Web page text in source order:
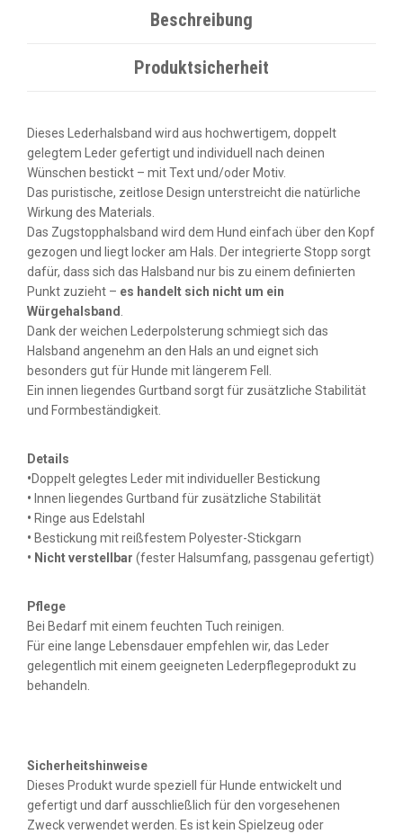
Beschreibung
Produktsicherheit
Dieses Lederhalsband wird aus hochwertigem, doppelt
gelegtem Leder gefertigt und individuell nach deinen
Wünschen bestickt – mit Text und/oder Motiv.
Das puristische, zeitlose Design unterstreicht die natürliche
Wirkung des Materials.
Das Zugstopphalsband wird dem Hund einfach über den Kopf
gezogen und liegt locker am Hals. Der integrierte Stopp sorgt
dafür, dass sich das Halsband nur bis zu einem definierten
Punkt zuzieht – es handelt sich nicht um ein
Würgehalsband .
Dank der weichen Lederpolsterung schmiegt sich das
Halsband angenehm an den Hals an und eignet sich
besonders gut für Hunde mit längerem Fell.
Ein innen liegendes Gurtband sorgt für zusätzliche Stabilität
und Formbeständigkeit.
Details
•Doppelt gelegtes Leder mit individueller Bestickung
• Innen liegendes Gurtband für zusätzliche Stabilität
• Ringe aus Edelstahl
• Bestickung mit reißfestem Polyester-Stickgarn
• Nicht verstellbar (fester Halsumfang, passgenau gefertigt)
Pflege
Bei Bedarf mit einem feuchten Tuch reinigen.
Für eine lange Lebensdauer empfehlen wir, das Leder
gelegentlich mit einem geeigneten Lederpflegeprodukt zu
behandeln.
Sicherheitshinweise
Dieses Produkt wurde speziell für Hunde entwickelt und
gefertigt und darf ausschließlich für den vorgesehenen
Zweck verwendet werden. Es ist kein Spielzeug oder